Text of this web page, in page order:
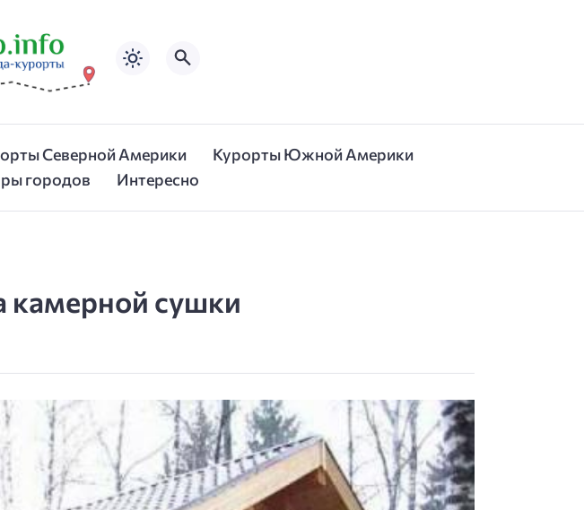
Северной Америки
Курорты Южной Америки
городов Интересно
камерной сушки